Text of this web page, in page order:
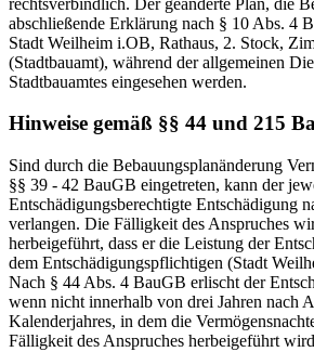
abschließende Erklärung nach § 10 Abs. 4
Stadt Weilheim i.OB, Rathaus, 2. Stock,
(Stadtbauamt), während der allgemeinen
Stadtbauamtes eingesehen werden.
Hinweise gemäß §§ 44 und 215
Sind durch die Bebauungsplanänderung
§§ 39 - 42 BauGB eingetreten, kann der
Entschädigungsberechtigte Entschädigung
verlangen. Die Fälligkeit des Anspruches
herbeigeführt, dass er die Leistung der
dem Entschädigungspflichtigen (Stadt
Nach § 44 Abs. 4 BauGB erlischt der
wenn nicht innerhalb von drei Jahren nach
Kalenderjahres, in dem die
Fälligkeit des Anspruches herbeigeführt